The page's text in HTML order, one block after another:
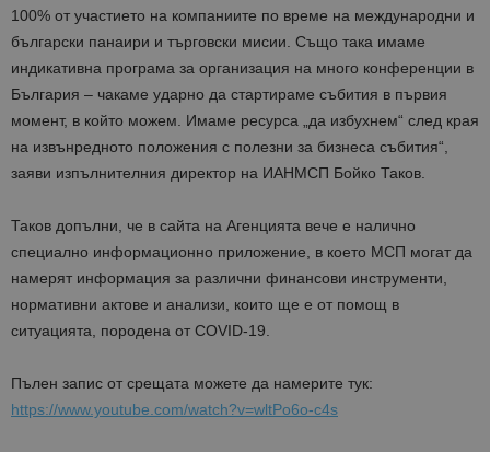
100% от участието на компаниите по време на международни и
български панаири и търговски мисии. Също така имаме
индикативна програма за организация на много конференции в
България – чакаме ударно да стартираме събития в първия
момент, в който можем. Имаме ресурса „да избухнем“ след края
на извънредното положения с полезни за бизнеса събития“,
заяви изпълнителния директор на ИАНМСП Бойко Таков.
Таков допълни, че в сайта на Агенцията вече е налично
специално информационно приложение, в което МСП могат да
намерят информация за различни финансови инструменти,
нормативни актове и анализи, които ще е от помощ в
ситуацията, породена от COVID-19.
Пълен запис от срещата можете да намерите тук:
https://www.youtube.com/watch?v=wltPo6o-c4s